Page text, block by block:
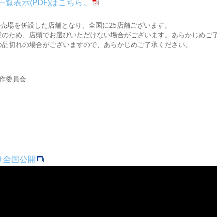
場を併設した店舗となり、全国に25店舗ございます。
ため、店頭でお選びいただけない場合がございます。あらかじめご
切れの場合がございますので、あらかじめご了承ください。
委員会
国公開